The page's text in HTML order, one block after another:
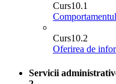
Curs10.1
Curs10.2
Oferirea de
Servicii